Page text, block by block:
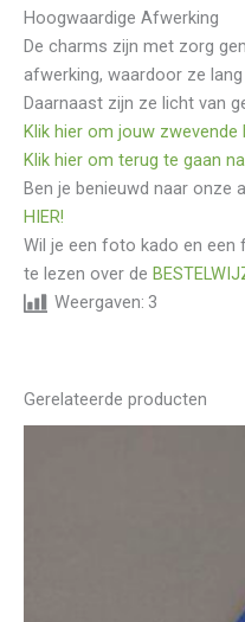
Hoogwaardige Afwerking
De charms zijn met zorg
afwerking, waardoor ze
Daarnaast zijn ze licht van
Klik hier om jouw zwevende
Klik hier om terug te gaan
Ben je benieuwd naar onze
HIER!
Wil je een foto kado en een
te lezen over de
Weergaven: 3
Gerelateerde producten